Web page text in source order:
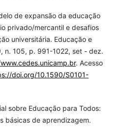
de expansão da educação
privado/mercantil e desafios
universitária. Educação e
n. 105, p. 991-1022, set - dez.
. Acesso
doi.org/10.1590/S0101-
sobre Educação para Todos:
básicas de aprendizagem.